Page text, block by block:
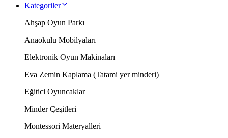
Kategoriler
Ahşap Oyun Parkı
Anaokulu Mobilyaları
Elektronik Oyun Makinaları
Eva Zemin Kaplama (Tatami yer minderi)
Eğitici Oyuncaklar
Minder Çeşitleri
Montessori Materyalleri